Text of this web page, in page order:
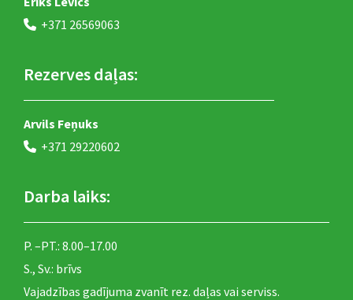
 +371 26569063
Rezerves daļas:
Arvils Feņuks
 +371 29220602
Darba laiks:
P. –PT.: 8.00–17.00
S., Sv.: brīvs
Vajadzības gadījuma zvanīt rez. daļas vai serviss.